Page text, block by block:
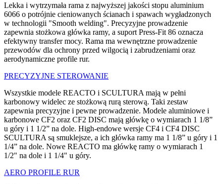
Lekka i wytrzymała rama z najwyższej jakości stopu aluminium
6066 o potrójnie cieniowanych ścianach i spawach wygładzonych
w technologii "Smooth welding". Precyzyjne prowadzenie
zapewnia stożkowa główka ramy, a suport Press-Fit 86 oznacza
efektywny transfer mocy. Rama ma wewnętrzne prowadzenie
przewodów dla ochrony przed wilgocią i zabrudzeniami oraz
aerodynamiczne profile rur.
PRECYZYJNE STEROWANIE
Wszystkie modele REACTO i SCULTURA mają w pełni
karbonowy widelec ze stożkową rurą sterową. Taki zestaw
zapewnia precyzyjne i pewne prowadzenie. Modele aluminiowe i
karbonowe CF2 oraz CF2 DISC mają główkę o wymiarach 1 1/8”
u góry i 1 1/2” na dole. High-endowe wersje CF4 i CF4 DISC
SCULTURA są smuklejsze, a ich główka ramy ma 1 1/8” u góry i 1
1/4” na dole. Nowe REACTO ma główkę ramy o wymiarach 1
1/2" na dole i 1 1/4" u góry.
AERO PROFILE RUR